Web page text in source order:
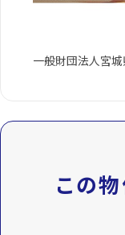
一般財団法人宮
この